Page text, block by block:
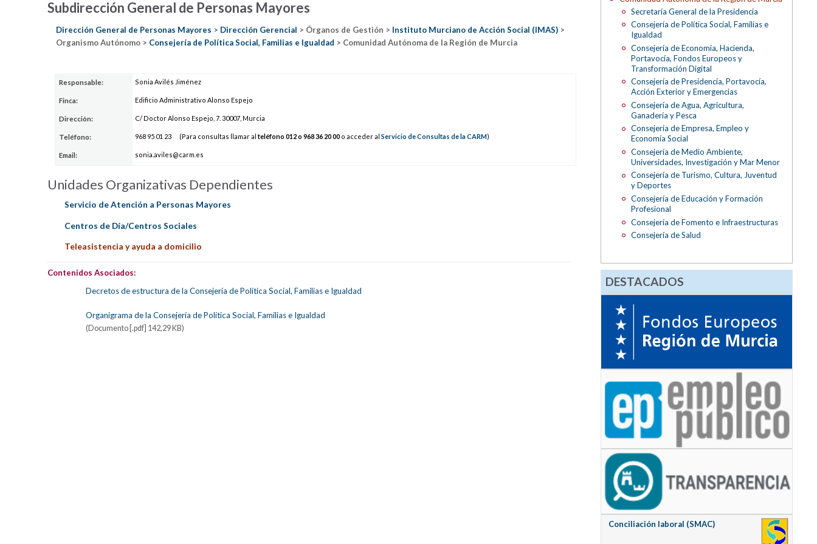
Subdirección General de Personas Mayores
Dirección General de Personas Mayores > Dirección Gerencial > Órganos de Gestión > Instituto Murciano de Acción Social (IMAS)>
Organismo Autónomo > Consejería de Política Social, Familias e Igualdad > Comunidad Autónoma de la Región de Murcia
Responsable: Sonia Avilés Jiménez
Finca: Edificio Administrativo Alonso Espejo
Dirección: C/ Doctor Alonso Espejo, 7. 30007, Murcia
Teléfono: 968 95 01 23 (Para consultas llamar alteléfono 012 o 968 36 2000 o acceder alServicio de Consultas de la CARM)
Email: sonia .avil es@carm .es
Unidades Organizativas Dependientes
Servicio de Atención a Personas Mayores
Centros de Día/Centros Sociales
Teleasistencia y ayuda a domicilio
Contenidos Asociados:
Decretos de estructura de la Consejería de Política Social, Familias e Igualdad
Organigrama de la Consejería de Política Social, Familias e Igualdad
(Documento [.pdf] 142,29 KB)
Secretaría General de la Presidencia
Consejería de Política Social, Familias e
Igualdad
Consejería de Economía, Hacienda,
Portavocía, Fondos Europeos y
Transformación Digital
Consejería de Presidencia, Portavocía,
Acción Exterior y Emergencias
Consejería de Agua, Agricultura,
Ganadería y Pesca
Consejería de Empresa, Empleo y
Economía Social
Consejería de Medio Ambiente,
Universidades, Investigación y Mar Menor
Consejería de Turismo, Cultura, Juventud
y Deportes
Consejería de Educación y Formación
Profesional
Consejería de Fomento e Infraestructuras
Consejería de Salud
DESTACADOS
Conciliación laboral (SMAC)